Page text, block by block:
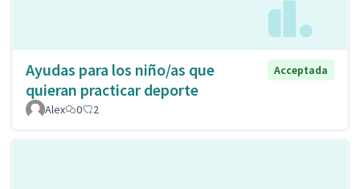
Ayudas para los niño/as que
quieran practicar deporte
Acceptada
Alex 0 2